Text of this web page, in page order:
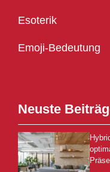
Esoterik
Emoji-Bedeutung
Neuste